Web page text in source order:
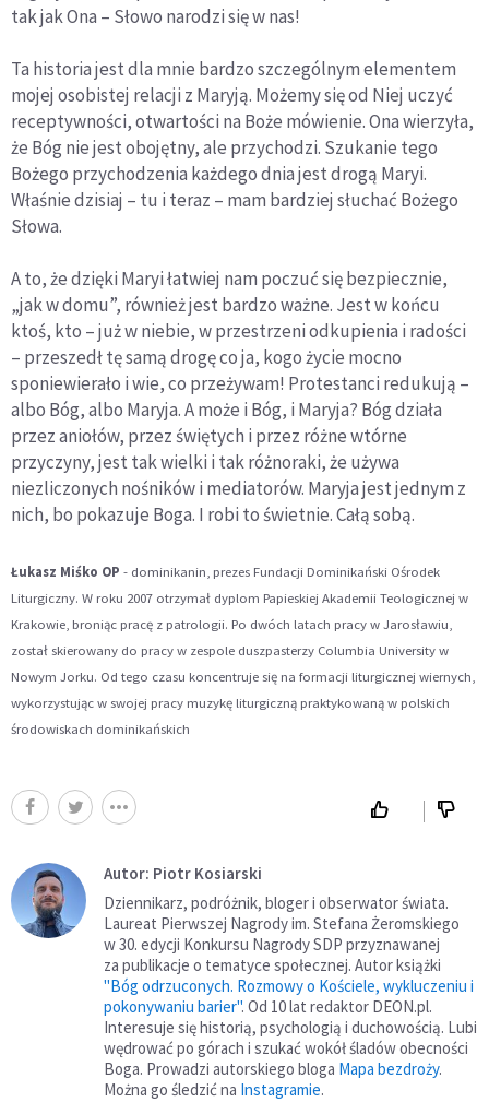
tak jak Ona – Słowo narodzi się w nas!
Ta historia jest dla mnie bardzo szczególnym elementem
mojej osobistej relacji z Maryją. Możemy się od Niej uczyć
receptywności, otwartości na Boże mówienie. Ona wierzyła,
że Bóg nie jest obojętny, ale przychodzi. Szukanie tego
Bożego przychodzenia każdego dnia jest drogą Maryi.
Właśnie dzisiaj – tu i teraz – mam bardziej słuchać Bożego
Słowa.
A to, że dzięki Maryi łatwiej nam poczuć się bezpiecznie,
„jak w domu”, również jest bardzo ważne. Jest w końcu
ktoś, kto – już w niebie, w przestrzeni odkupienia i radości
– przeszedł tę samą drogę co ja, kogo życie mocno
sponiewierało i wie, co przeżywam! Protestanci redukują –
albo Bóg, albo Maryja. A może i Bóg, i Maryja? Bóg działa
przez aniołów, przez świętych i przez różne wtórne
przyczyny, jest tak wielki i tak różnoraki, że używa
niezliczonych nośników i mediatorów. Maryja jest jednym z
nich, bo pokazuje Boga. I robi to świetnie. Całą sobą.
Łukasz Miśko OP - dominikanin, prezes Fundacji Dominikański Ośrodek
Liturgiczny. W roku 2007 otrzymał dyplom Papieskiej Akademii Teologicznej w
Krakowie, broniąc pracę z patrologii. Po dwóch latach pracy w Jarosławiu,
został skierowany do pracy w zespole duszpasterzy Columbia University w
Nowym Jorku. Od tego czasu koncentruje się na formacji liturgicznej wiernych,
wykorzystując w swojej pracy muzykę liturgiczną praktykowaną w polskich
środowiskach dominikańskich
Autor: Piotr Kosiarski
Dziennikarz, podróżnik, bloger i obserwator świata.
Laureat Pierwszej Nagrody im. Stefana Żeromskiego
w 30. edycji Konkursu Nagrody SDP przyznawanej
za publikacje o tematyce społecznej. Autor książki
"Bóg odrzuconych. Rozmowy o Kościele, wykluczeniu i
pokonywaniu barier". Od 10 lat redaktor DEON.pl.
Interesuje się historią, psychologią i duchowością. Lubi
wędrować po górach i szukać wokół śladów obecności
Boga. Prowadzi autorskiego bloga Mapa bezdroży.
Można go śledzić na Instagramie.